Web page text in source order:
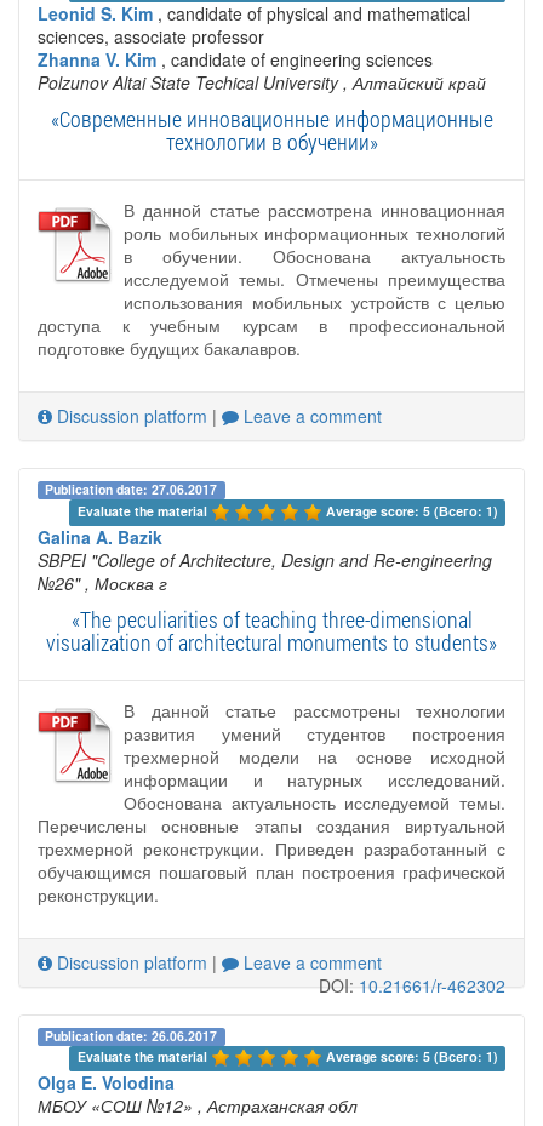
Leonid S. Kim , candidate of physical and mathematical
sciences, associate professor
Zhanna V. Kim , candidate of engineering sciences
Polzunov Altai State Techical University , Алтайский край
«Современные инновационные информационные
технологии в обучении»
В данной статье рассмотрена инновационная
роль мобильных информационных технологий
в обучении. Обоснована актуальность
исследуемой темы. Отмечены преимущества
использования мобильных устройств с целью
доступа к учебным курсам в профессиональной
подготовке будущих бакалавров.
Discussion platform | Leave a comment
Publication date: 27.06.2017
Evaluate the material
Average score: 5 (Всего: 1)
Galina A. Bazik
SBPEI "College of Architecture, Design and Re-engineering
№26" , Москва г
«The peculiarities of teaching three-dimensional
visualization of architectural monuments to students»
В данной статье рассмотрены технологии
развития умений студентов построения
трехмерной модели на основе исходной
информации и натурных исследований.
Обоснована актуальность исследуемой темы.
Перечислены основные этапы создания виртуальной
трехмерной реконструкции. Приведен разработанный с
обучающимся пошаговый план построения графической
реконструкции.
Discussion platform |
Leave a comment
DOI:10.21661/r-462302
Publication date: 26.06.2017
Evaluate the material
Average score: 5 (Всего: 1)
Olga E. Volodina
МБОУ «СОШ №12» , Астраханская обл